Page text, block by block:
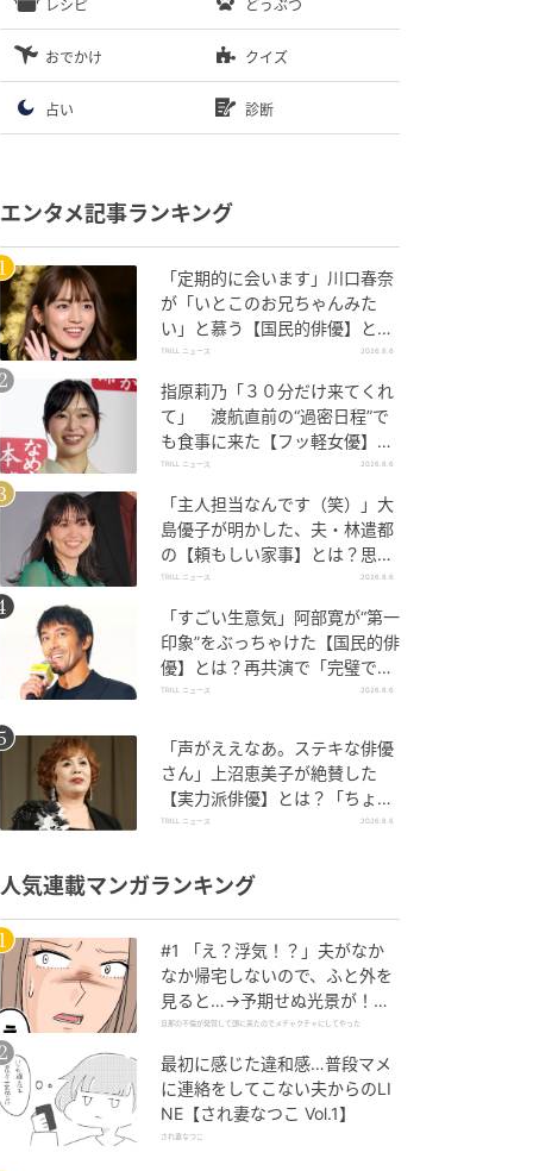
レシピ どうぶつ
おでかけ クイズ
占い 診断
エンタメ記事ランキング
「定期的に会います」川口春奈
が「いとこのお兄ちゃんみた
い」と慕う【国民的俳優】と
は？
TRILL ニュース 2026.8.6
指原莉乃「３０分だけ来てくれ
て」 渡航直前の“過密日程”で
も食事に来た【フッ軽女優】と
は？
TRILL ニュース 2026.8.6
「主人担当なんです（笑）」大
島優子が明かした、夫・林遣都
の【頼もしい家事】とは？思い
やりあふれる工夫も
TRILL ニュース 2026.8.6
「すごい生意気」阿部寛が“第一
印象”をぶっちゃけた【国民的俳
優】とは？再共演で「完璧で
す」と絶賛
TRILL ニュース 2026.8.6
「声がええなあ。ステキな俳優
さん」上沼恵美子が絶賛した
【実力派俳優】とは？「ちょっ
と古い男前やねん」
TRILL ニュース 2026.8.6
人気連載マンガランキング
#1 「え？浮気！？」夫がなか
なか帰宅しないので、ふと外を
見ると…→予期せぬ光景が！｜
旦那の不倫が発覚して頭に来た
旦那の不倫が発覚して頭に来たのでメチャクチャにしてやった
最初に感じた違和感…普段マメ
に連絡をしてこない夫からのLI
NE【され妻なつこ Vol.1】
され妻なつこ